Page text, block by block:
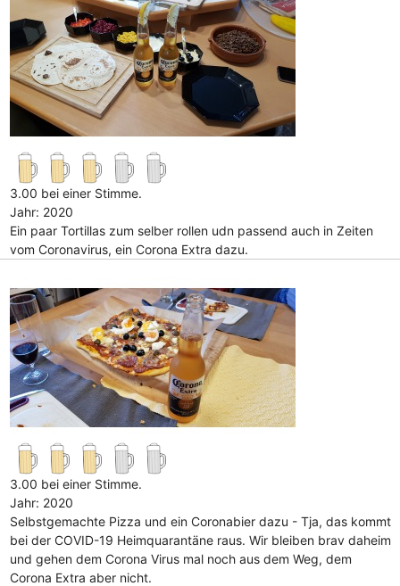
3.00 bei einer Stimme.
Jahr: 2020
Ein paar Tortillas zum selber rollen udn passend auch in Zeiten
vom Coronavirus, ein Corona Extra dazu.
3.00 bei einer Stimme.
Jahr: 2020
Selbstgemachte Pizza und ein Coronabier dazu - Tja, das kommt
bei der COVID-19 Heimquarantäne raus. Wir bleiben brav daheim
und gehen dem Corona Virus mal noch aus dem Weg, dem
Corona Extra aber nicht.